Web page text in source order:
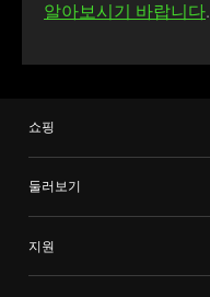
알아보시기 바랍니다.
쇼핑
둘러보기
지원